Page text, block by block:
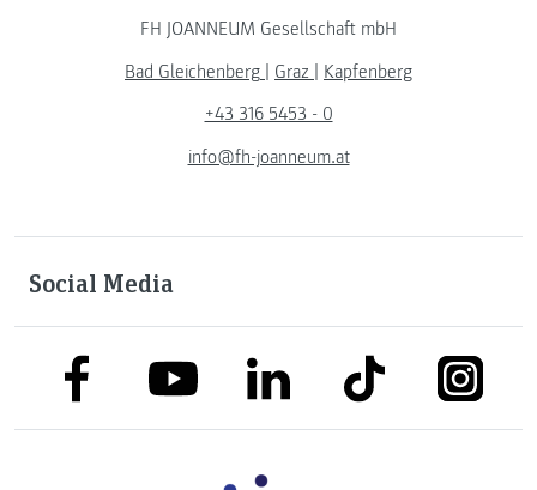
FH JOANNEUM Gesellschaft mbH
Bad Gleichenberg | Graz | Kapfenberg
+43 316 5453 - 0
info@fh-joanneum.at
Social Media
link to facebooklink to youtubelink to linkedinlink to tiktok link to